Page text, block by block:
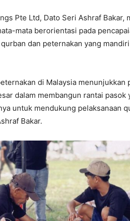
Pte Ltd, Dato Seri Ashraf Bakar,
mata berorientasi pada
dan peternakan yang
di Malaysia menunjukkan
dalam membangun rantai pasok
untuk mendukung pelaksanaan
Bakar.